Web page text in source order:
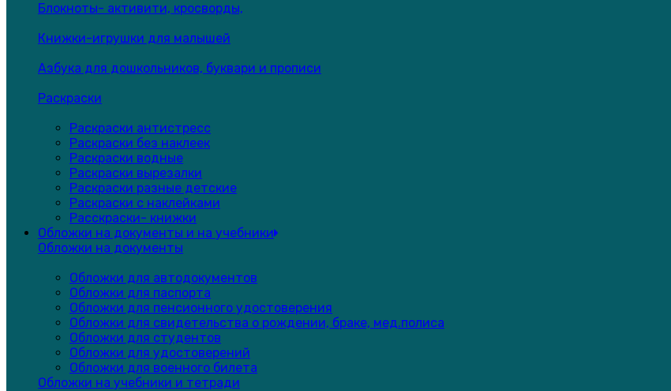
Блокноты- активити, кросворды,
Книжки-игрушки для малышей
Азбука для дошкольников, буквари и прописи
Раскраски
Раскраски антистресс
Раскраски без наклеек
Раскраски водные
Раскраски вырезалки
Раскраски разные детские
Раскраски с наклейками
Расскраски- книжки
Обложки на документы и на учебники
Обложки на документы
Обложки для автодокументов
Обложки для паспорта
Обложки для пенсионного удостоверения
Обложки для свидетельства о рождении, браке, мед.полиса
Обложки для студентов
Обложки для удостоверений
Обложки для военного билета
Обложки на учебники и тетради